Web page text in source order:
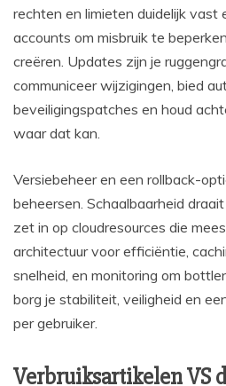
rechten en limieten duidelijk vast
accounts om misbruik te
creëren. Updates zijn je
communiceer wijzigingen, bied
beveiligingspatches en houd
waar dat kan.
Versiebeheer en een rollback-
beheersen. Schaalbaarheid
zet in op cloudresources die
architectuur voor efficiëntie,
snelheid, en monitoring om
borg je stabiliteit, veiligheid en
per gebruiker.
Verbruiksartikelen VS